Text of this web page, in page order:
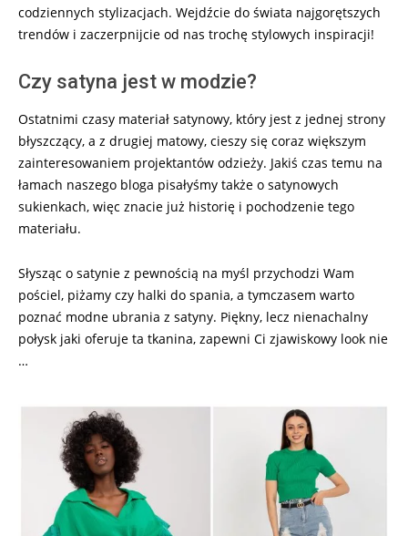
codziennych stylizacjach. Wejdźcie do świata najgorętszych
trendów i zaczerpnijcie od nas trochę stylowych inspiracji!
Czy satyna jest w modzie?
Ostatnimi czasy materiał satynowy, który jest z jednej strony
błyszczący, a z drugiej matowy, cieszy się coraz większym
zainteresowaniem projektantów odzieży. Jakiś czas temu na
łamach naszego bloga pisałyśmy także o satynowych
sukienkach, więc znacie już historię i pochodzenie tego
materiału.
Słysząc o satynie z pewnością na myśl przychodzi Wam
pościel, piżamy czy halki do spania, a tymczasem warto
poznać modne ubrania z satyny. Piękny, lecz nienachalny
połysk jaki oferuje ta tkanina, zapewni Ci zjawiskowy look nie
…